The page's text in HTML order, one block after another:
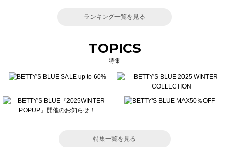
ランキング一覧を見る
TOPICS
特集
特集一覧を見る